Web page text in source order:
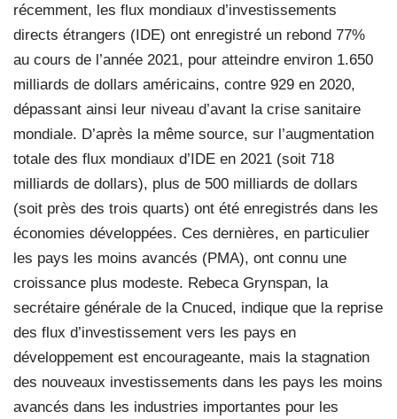
récemment, les flux mondiaux d’investissements
directs étrangers (IDE) ont enregistré un rebond 77%
au cours de l’année 2021, pour atteindre environ 1.650
milliards de dollars américains, contre 929 en 2020,
dépassant ainsi leur niveau d’avant la crise sanitaire
mondiale. D’après la même source, sur l’augmentation
totale des flux mondiaux d’IDE en 2021 (soit 718
milliards de dollars), plus de 500 milliards de dollars
(soit près des trois quarts) ont été enregistrés dans les
économies développées. Ces dernières, en particulier
les pays les moins avancés (PMA), ont connu une
croissance plus modeste. Rebeca Grynspan, la
secrétaire générale de la Cnuced, indique que la reprise
des flux d’investissement vers les pays en
développement est encourageante, mais la stagnation
des nouveaux investissements dans les pays les moins
avancés dans les industries importantes pour les